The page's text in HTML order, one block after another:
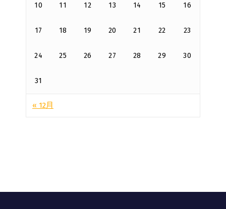
10 11 12 13 14 15 16
17 18 19 20 21 22 23
24 25 26 27 28 29 30
31
« 12月